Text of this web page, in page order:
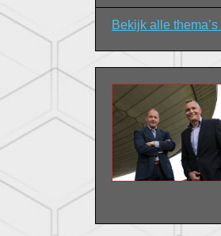
Bekijk alle thema’s